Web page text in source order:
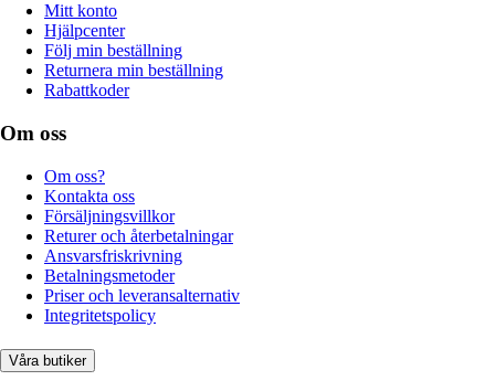
Mitt konto
Hjälpcenter
Följ min beställning
Returnera min beställning
Rabattkoder
Om oss
Om oss?
Kontakta oss
Försäljningsvillkor
Returer och återbetalningar
Ansvarsfriskrivning
Betalningsmetoder
Priser och leveransalternativ
Integritetspolicy
Våra butiker